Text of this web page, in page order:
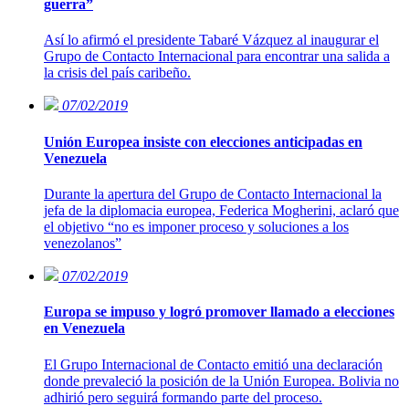
guerra”
Así lo afirmó el presidente Tabaré Vázquez al inaugurar el
Grupo de Contacto Internacional para encontrar una salida a
la crisis del país caribeño.
07/02/2019
Unión Europea insiste con elecciones anticipadas en
Venezuela
Durante la apertura del Grupo de Contacto Internacional la
jefa de la diplomacia europea, Federica Mogherini, aclaró que
el objetivo “no es imponer proceso y soluciones a los
venezolanos”
07/02/2019
Europa se impuso y logró promover llamado a elecciones
en Venezuela
El Grupo Internacional de Contacto emitió una declaración
donde prevaleció la posición de la Unión Europea. Bolivia no
adhirió pero seguirá formando parte del proceso.